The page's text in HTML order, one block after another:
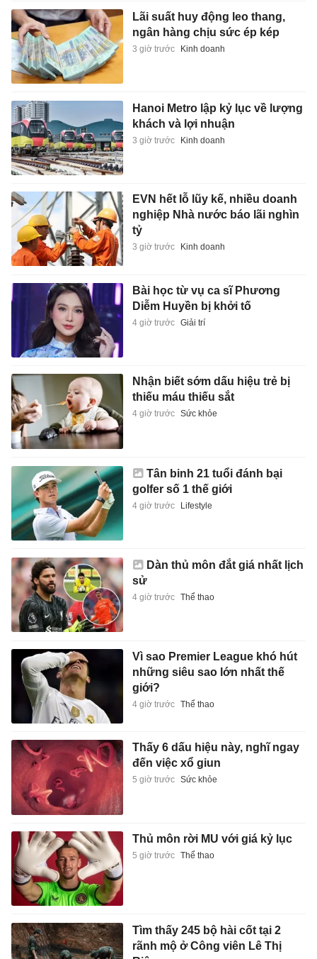
Lãi suất huy động leo thang,
ngân hàng chịu sức ép kép
3 giờ trước Kinh doanh
Hanoi Metro lập kỷ lục về lượng
khách và lợi nhuận
3 giờ trước Kinh doanh
EVN hết lỗ lũy kế, nhiều doanh
nghiệp Nhà nước báo lãi nghìn
tỷ
3 giờ trước Kinh doanh
Bài học từ vụ ca sĩ Phương
Diễm Huyền bị khởi tố
4 giờ trước Giải trí
Nhận biết sớm dấu hiệu trẻ bị
thiếu máu thiếu sắt
4 giờ trước Sức khỏe
Tân binh 21 tuổi đánh bại
golfer số 1 thế giới
4 giờ trước Lifestyle
Dàn thủ môn đắt giá nhất lịch
sử
4 giờ trước Thể thao
Vì sao Premier League khó hút
những siêu sao lớn nhất thế
giới?
4 giờ trước Thể thao
Thấy 6 dấu hiệu này, nghĩ ngay
đến việc xổ giun
5 giờ trước Sức khỏe
Thủ môn rời MU với giá kỷ lục
5 giờ trước Thể thao
Tìm thấy 245 bộ hài cốt tại 2
rãnh mộ ở Công viên Lê Thị